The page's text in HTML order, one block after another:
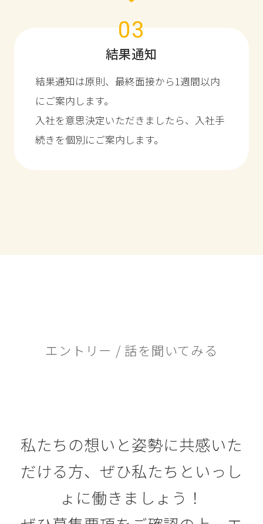
03
結果通知
結果通知は原則、最終面接から1週間以内
にご案内します。
入社を意思決定いただきましたら、入社手
続きを個別にご案内します。
エントリー / 話を聞いてみる
私たちの想いと姿勢に共感いた
だける方、 ぜひ私たちといっし
ょに働きましょう！